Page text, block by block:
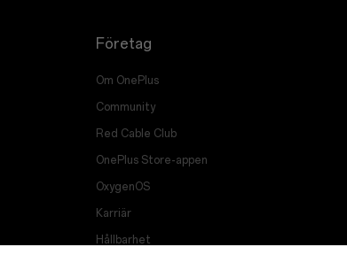
Företag
Om OnePlus
Community
Red Cable Club
OnePlus Store-appen
OxygenOS
Karriär
Hållbarhet